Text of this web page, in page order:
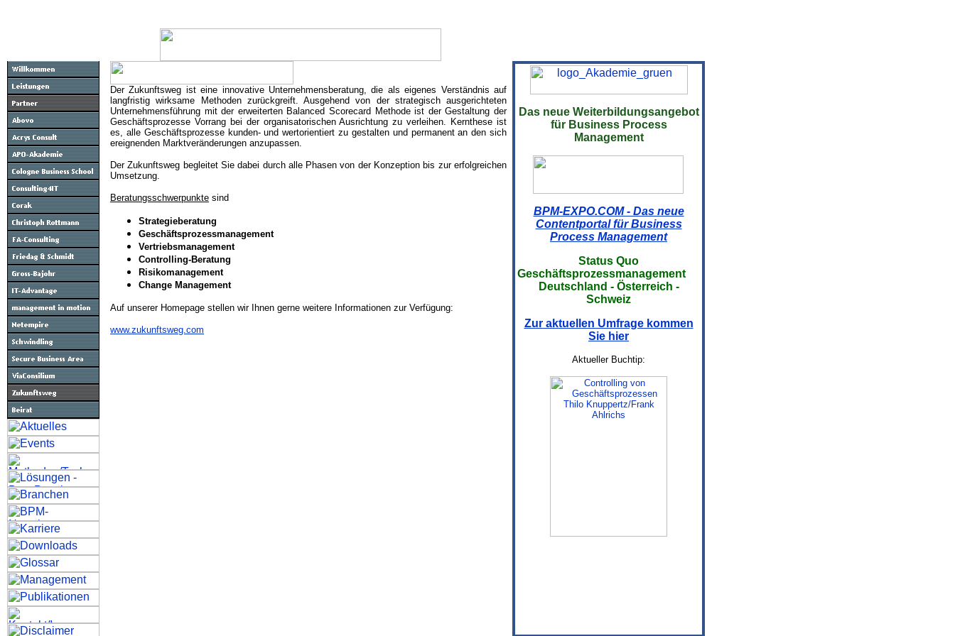
Der Zukunftsweg ist eine innovative Unternehmensberatung, die als eigenes Verständnis auf
langfristig wirksame Methoden zurückgreift. Ausgehend von der strategisch ausgerichteten
Unternehmensführung mit der erweiterten Balanced Scorecard Methode ist der Gestaltung der
Geschäftsprozesse Vorrang bei der organisatorischen Ausrichtung zu verleihen. Kernthese ist
es, alle Geschäftsprozesse kunden- und wertorientiert zu gestalten und permanent an den sich
ereignenden Marktveränderungen anzupassen.
Der Zukunftsweg begleitet Sie dabei durch alle Phasen von der Konzeption bis zur erfolgreichen
Umsetzung.
Beratungsschwerpunkte sind
Strategieberatung
Geschäftsprozessmanagement
Vertriebsmanagement
Controlling-Beratung
Risikomanagement
Change Management
Auf unserer Homepage stellen wir Ihnen gerne weitere Informationen zur Verfügung:
www.zukunftsweg.com
Das neue Weiterbildungsangebot
für Business Process
Management
BPM-EXPO.COM - Das neue
Contentportal für Business
Process Management
Status Quo
Geschäftsprozessmanagement
Deutschland - Österreich -
Schweiz
Zur aktuellen Umfrage kommen
Sie hier
Aktueller Buchtip: